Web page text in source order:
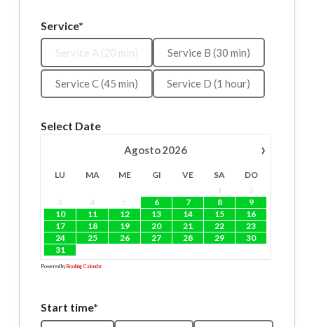
Service*
Service A (20 min) Service B (30 min)
Service C (45 min) Service D (1 hour)
Select Date
›
Agosto2026
LU MA ME GI VE SA
DO
1
2
3
4 5 6 7 8
9
10
11 12 13 14 15
16
17
18 19 20 21 22
23
24
25 26 27 28 29
30
31
Powered by Booking Calendar
Start time*